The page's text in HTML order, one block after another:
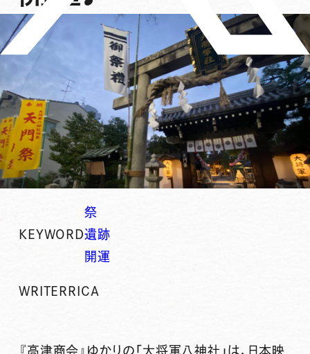
KEYWORD
祭
遺跡
開運
WRITER RICA
『高津商会』ゆかりの「大将軍八神社」は、日本映